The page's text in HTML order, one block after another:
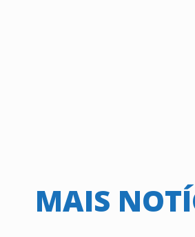
MAIS